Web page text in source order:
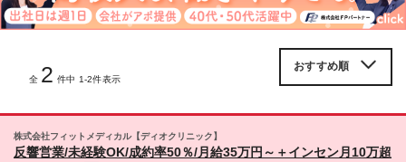
全 2 件中 1-2件表示
株式会社フィットメディカル【ディオクリニック】
反響営業/未経験OK/成約率50％/月給35万円～＋インセン月10万超